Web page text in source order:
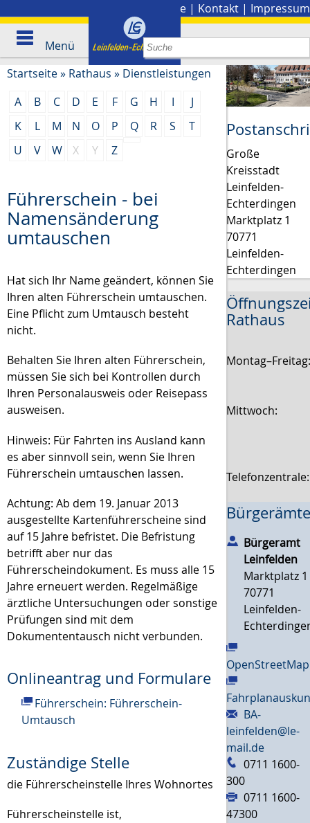
Presse | Kontakt | Impressum
Menü
Startseite» Rathaus » Dienstleistungen
A
B C D E F G H I
J
K
L M N O P Q R S
T
U
V W X Y Z
Führerschein - bei
Namensänderung
umtauschen
Hat sich Ihr Name geändert, können Sie
Ihren alten Führerschein umtauschen.
Eine Pflicht zum Umtausch besteht
nicht.
Behalten Sie Ihren alten Führerschein,
müssen Sie sich bei Kontrollen durch
Ihren Personalausweis oder Reisepass
ausweisen.
Hinweis: Für Fahrten ins Ausland kann
es aber sinnvoll sein, wenn Sie Ihren
Führerschein umtauschen lassen.
Achtung: Ab dem 19. Januar 2013
ausgestellte Kartenführerscheine sind
auf 15 Jahre befristet. Die Befristung
betrifft aber nur das
Führerscheindokument. Es muss alle 15
Jahre erneuert werden. Regelmäßige
ärztliche Untersuchungen oder sonstige
Prüfungen sind mit dem
Dokumententausch nicht verbunden.
Onlineantrag und Formulare
Führerschein: Führerschein-
Umtausch
Zuständige Stelle
die Führerscheinstelle Ihres Wohnortes
Führerscheinstelle ist,
Große
Kreisstadt
Leinfelden-
Echterdingen
Marktplatz 1
70771
Leinfelden-
Echterdingen
Rathaus
Mittwoch:
Bürgeramt
Leinfelden
Marktplatz 1
70771
Leinfelden-
OpenStreetMap
BA-
leinfelden@le-
mail.de
0711 1600-
300
0711 1600-
47300